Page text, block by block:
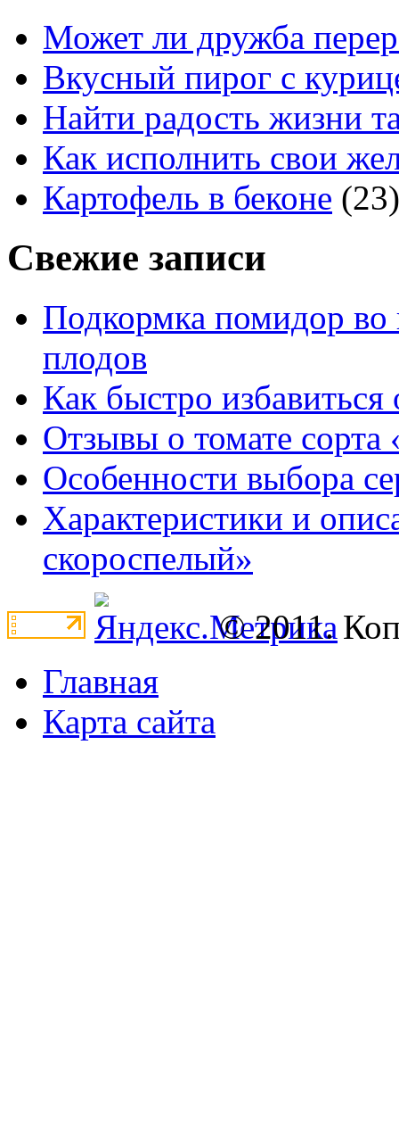
Может ли дружба
Вкусный пирог с
Найти радость жизни
Как исполнить свои
Картофель в беконе (23)
Свежие записи
Подкормка помидор во
плодов
Как быстро избавиться
Отзывы о томате сорта
Особенности выбора
Характеристики и
скороспелый»
© 2011.
Главная
Карта сайта